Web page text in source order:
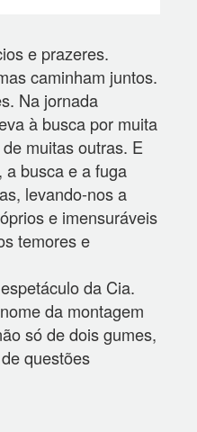
e prazeres.
caminham juntos.
Na jornada
à busca por muita
muitas outras. E
a busca e a fuga
levando-nos a
e imensuráveis
temores e
da Cia.
da montagem
só de dois gumes,
questões